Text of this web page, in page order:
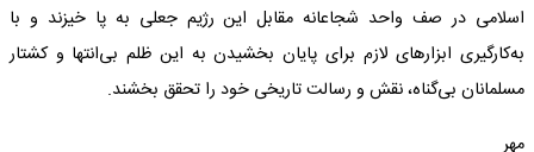
اسلامی در صف واحد شجاعانه مقابل این رژیم جعلی به پا خیزند و با
به‌کارگیری ابزارهای لازم برای پایان بخشیدن به این ظلم بی‌انتها و کشتار
مسلمانان بی‌گناه، نقش و رسالت تاریخی خود را تحقق بخشند.
مهر